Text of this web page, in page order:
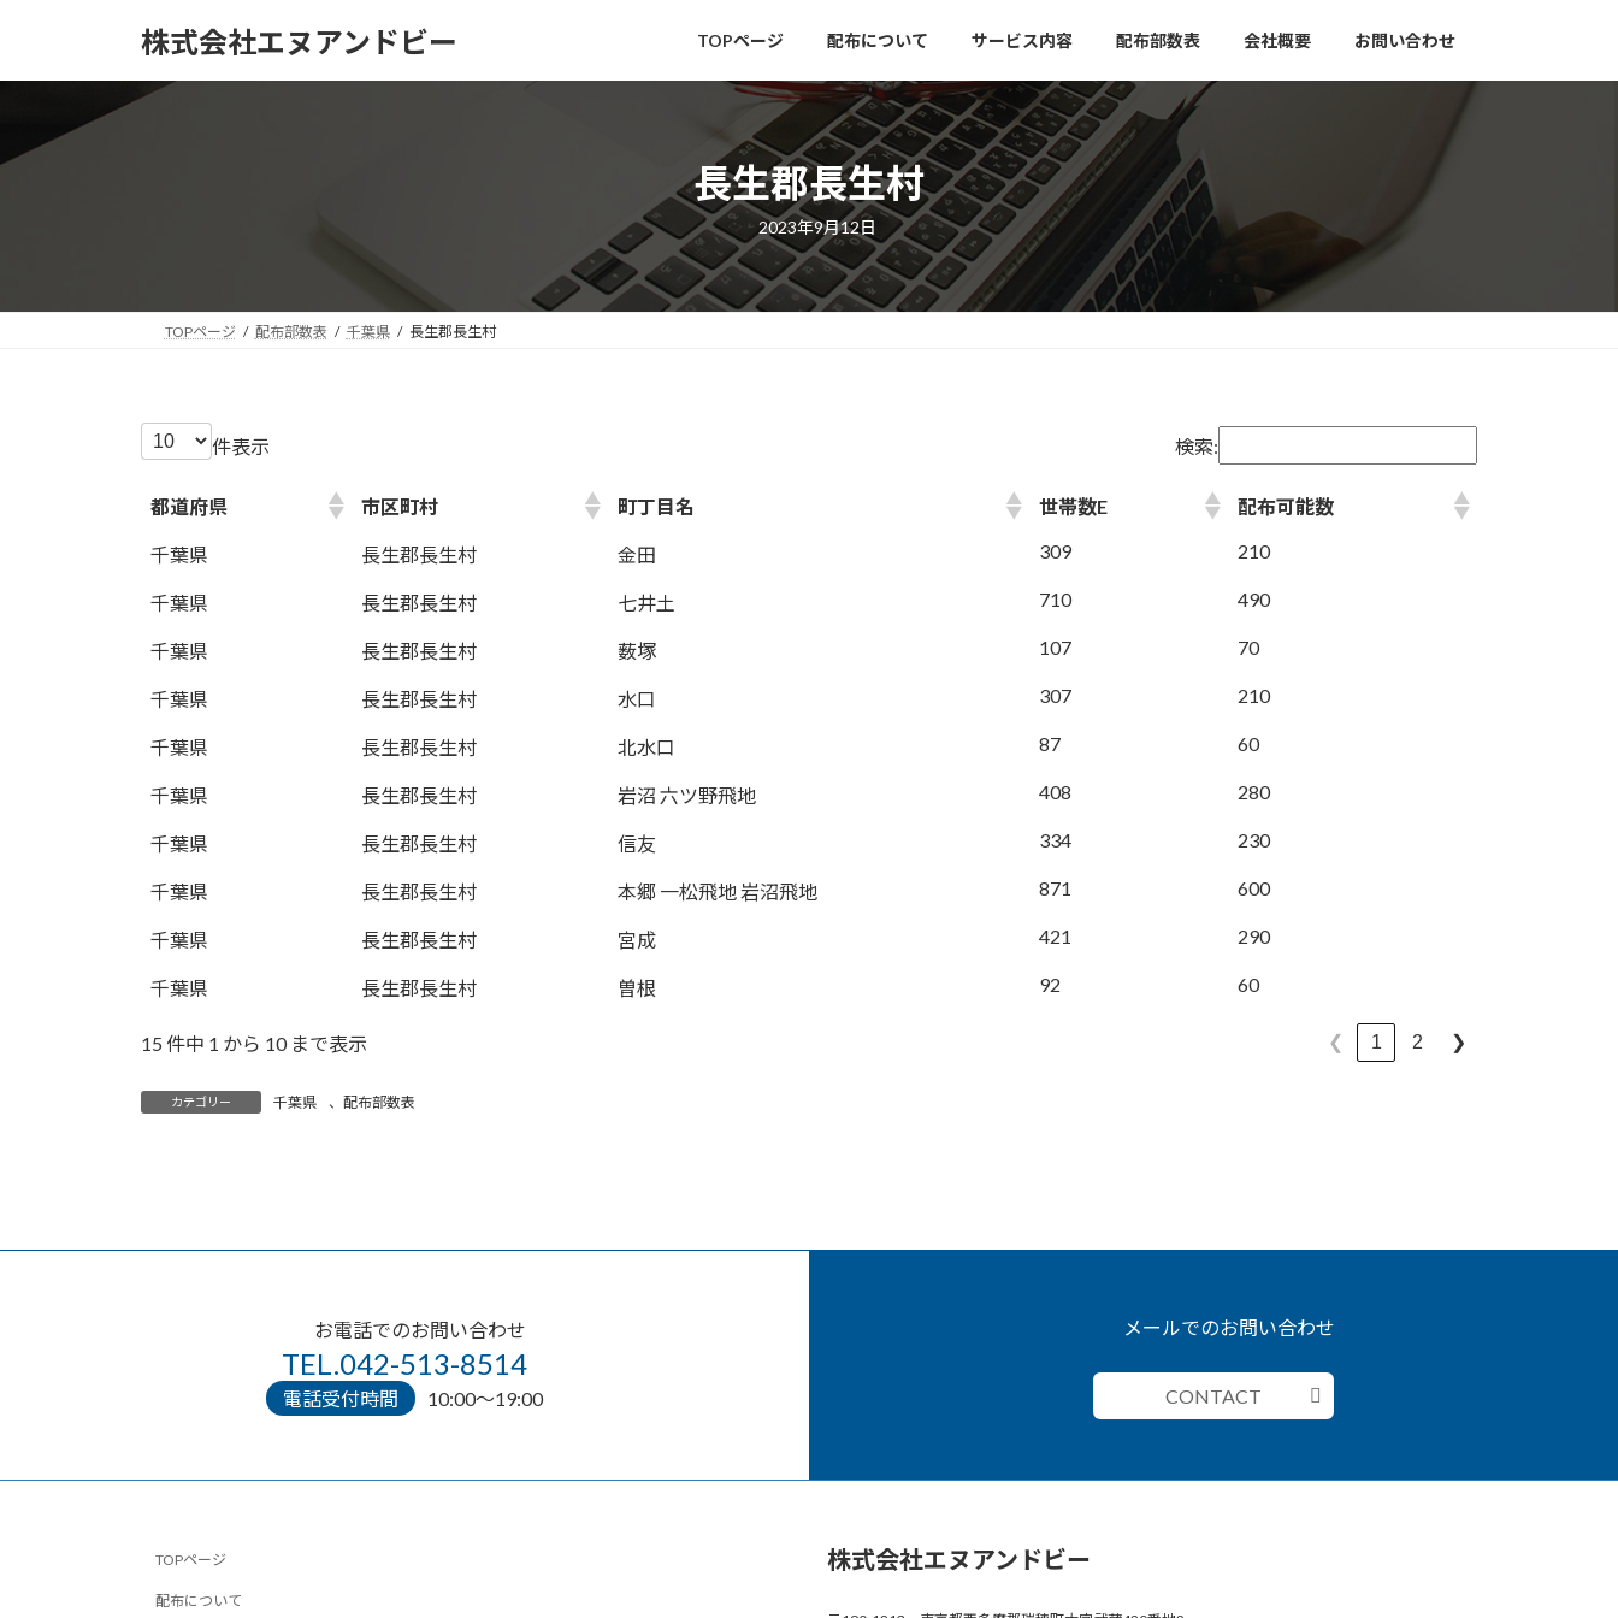
へ
ョ
株式会社エヌアンドビー TOPページ 配布について サービス内容 配布部数表 会社概要 お問い合わせ
長生郡長生村
最
終
更
新
日
時
2023年9月12日
TOPページ 配布部数表 千葉県 長生郡長生村
件表示 検索:
都道府県 市区町村 町丁目名 世帯数E 配布可能数
千葉県 長生郡長生村 金田 309 210
千葉県 長生郡長生村 七井土 710 490
千葉県 長生郡長生村 薮塚 107 70
千葉県 長生郡長生村 水口 307 210
千葉県 長生郡長生村 北水口 87 60
千葉県 長生郡長生村 岩沼 六ツ野飛地 408 280
千葉県 長生郡長生村 信友 334 230
千葉県 長生郡長生村 本郷 一松飛地 岩沼飛地 871 600
千葉県 長生郡長生村 宮成 421 290
千葉県 長生郡長生村 曽根 92 60
15 件中 1 から 10 まで表示 ❮ 1 2 ❯
カテゴリー 千葉県 、 配布部数表
お電話でのお問い合わせ
TEL.042-513-8514
電話受付時間 10:00〜19:00
メールでのお問い合わせ
CONTACT
TOPページ
配布について
株式会社エヌアンドビー